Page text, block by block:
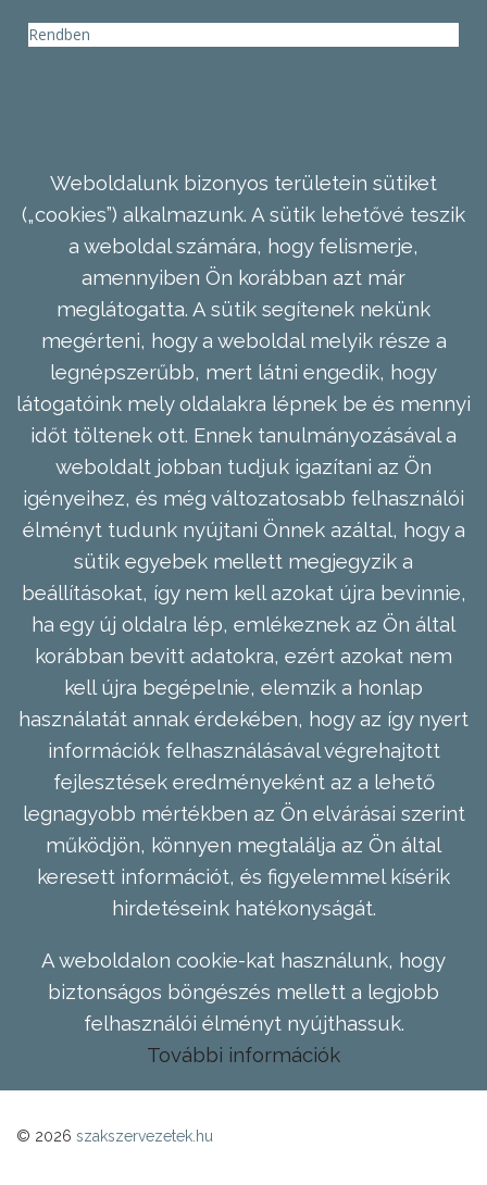
Rendben
Weboldalunk bizonyos területein sütiket
(„cookies”) alkalmazunk. A sütik lehetővé teszik
a weboldal számára, hogy felismerje,
amennyiben Ön korábban azt már
meglátogatta. A sütik segítenek nekünk
megérteni, hogy a weboldal melyik része a
legnépszerűbb, mert látni engedik, hogy
látogatóink mely oldalakra lépnek be és mennyi
időt töltenek ott. Ennek tanulmányozásával a
weboldalt jobban tudjuk igazítani az Ön
igényeihez, és még változatosabb felhasználói
élményt tudunk nyújtani Önnek azáltal, hogy a
sütik egyebek mellett megjegyzik a
beállításokat, így nem kell azokat újra bevinnie,
ha egy új oldalra lép, emlékeznek az Ön által
korábban bevitt adatokra, ezért azokat nem
kell újra begépelnie, elemzik a honlap
használatát annak érdekében, hogy az így nyert
információk felhasználásával végrehajtott
fejlesztések eredményeként az a lehető
legnagyobb mértékben az Ön elvárásai szerint
működjön, könnyen megtalálja az Ön által
keresett információt, és figyelemmel kísérik
hirdetéseink hatékonyságát.
A weboldalon cookie-kat használunk, hogy
biztonságos böngészés mellett a legjobb
felhasználói élményt nyújthassuk.
További információk
© 2026 szakszervezetek.hu